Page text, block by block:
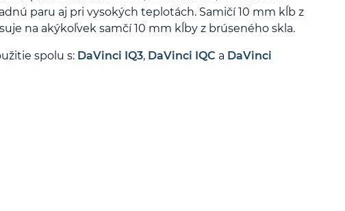
paru aj pri vysokých teplotách. Samičí 10 mm kĺb z
na akýkoľvek samčí 10 mm kĺby z brúseného skla.
spolu s: DaVinci IQ3, DaVinci IQC a DaVinci